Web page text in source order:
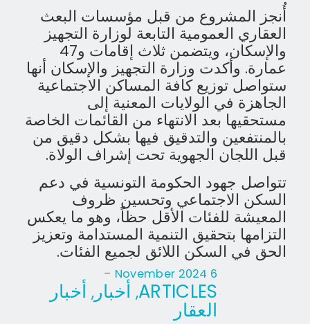
أُنجز المشروع من قبل مؤسسات البعث
العقاري العمومية التابعة لوزارة التجهيز
والإسكان، ويتضمن ثلاث إقامات و47
عمارة. وأكدت وزارة التجهيز والإسكان أنها
ستواصل توزيع كافة المساكن الاجتماعية
الجاهزة في الولايات المعنية إلى
مستحقيها بعد الانتهاء من القائمات الخاصة
بالمنتفعين والتدقيق فيها بشكل دقيق من
قبل اللجان الجهوية تحت إشراف الولاة.
تتواصل جهود الحكومة التونسية في دعم
السكن الاجتماعي وتحسين ظروف
المعيشة للفئات الأقل حظاً، وهو ما يعكس
التزامها بتحقيق التنمية المستدامة وتعزيز
الحق في السكن اللائق لجميع الفئات.
6 November 2024
-
ARTICLES
, أخبار, أخبار
العقار